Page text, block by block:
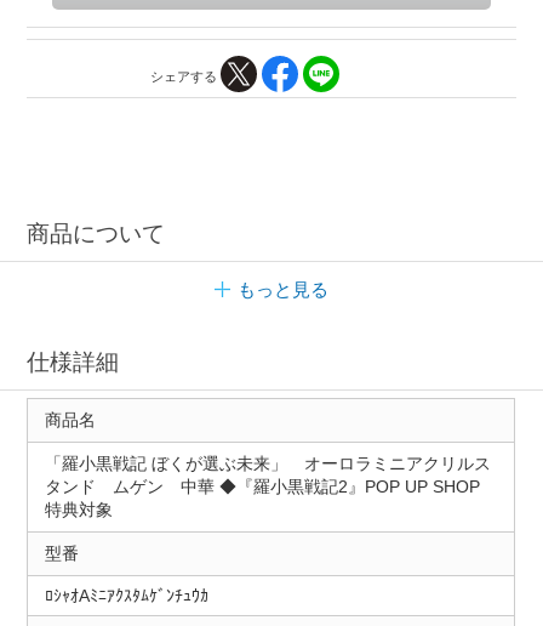
シェアする
商品について
もっと見る
仕様詳細
商品名
「羅小黒戦記 ぼくが選ぶ未来」 オーロラミニアクリルス
タンド ムゲン 中華 ◆『羅小黒戦記2』POP UP SHOP
特典対象
型番
ﾛｼｬｵAﾐﾆｱｸｽﾀﾑｹﾞﾝﾁｭｳｶ